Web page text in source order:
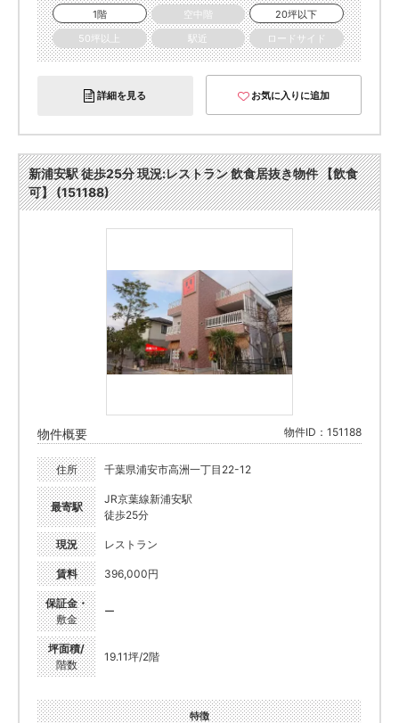
1階
空中階
20坪以下
50坪以上
駅近 ロードサイド
詳細を見る お気に入りに追加
新浦安駅 徒歩25分 現況:レストラン 飲食居抜き物件 【飲食
可】 (151188)
物件概要 物件ID：151188
住所 千葉県浦安市高洲一丁目22-12
最寄駅
JR京葉線新浦安駅
徒歩25分
現況 レストラン
賃料 396,000円
保証金・
敷金
ー
坪面積/
階数
19.11坪/2階
特徴